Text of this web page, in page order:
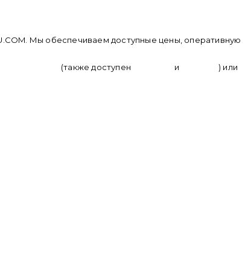
Мы обеспечиваем доступные цены, оперативную
(также доступен и telegram) или